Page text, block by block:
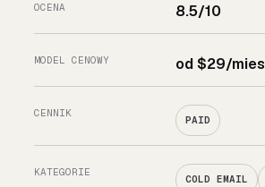
OCENA 8.5/10
MODEL CENOWY od $29/mies
CENNIK
PAID
KATEGORIE
COLD EMAIL